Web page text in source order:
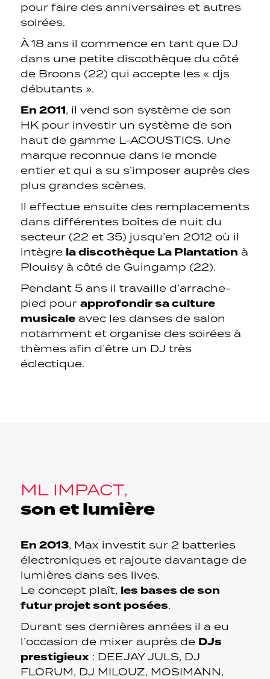
pour faire des anniversaires et autres
soirées.
À 18 ans il commence en tant que DJ
dans une petite discothèque du côté
de Broons (22) qui accepte les « djs
débutants ».
En 2011, il vend son système de son
HK pour investir un système de son
haut de gamme L-ACOUSTICS. Une
marque reconnue dans le monde
entier et qui a su s’imposer auprès des
plus grandes scènes.
Il effectue ensuite des remplacements
dans différentes boîtes de nuit du
secteur (22 et 35) jusqu’en 2012 où il
intègre la discothèque La Plantation à
Plouisy à côté de Guingamp (22).
Pendant 5 ans il travaille d’arrache-
pied pour approfondir sa culture
musicaleavec les danses de salon
notamment et organise des soirées à
thèmes afin d’être un DJ très
éclectique.
ML IMPACT,
son et lumière
En 2013, Max investit sur 2 batteries
électroniques et rajoute davantage de
lumières dans ses lives.
Le concept plaît, les bases de son
futur projet sont posées.
Durant ses dernières années il a eu
l’occasion de mixer auprès de DJs
prestigieux: DEEJAY JULS, DJ
FLORUM, DJ MILOUZ, MOSIMANN,